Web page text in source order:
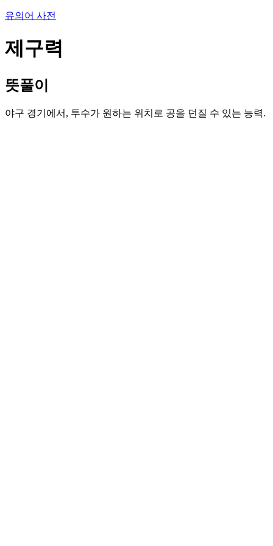
유의어 사전
제구력
뜻풀이
야구 경기에서, 투수가 원하는 위치로 공을 던질 수 있는 능력.